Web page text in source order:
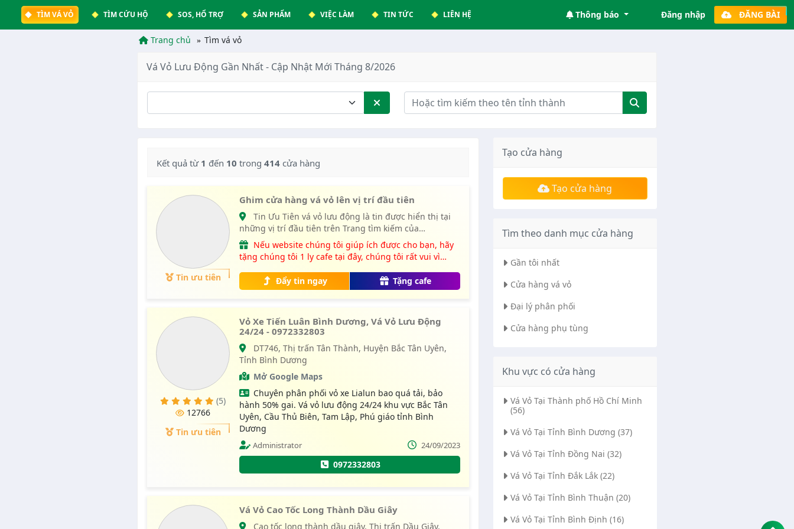
TÌM VÁ VỎ TÌM CỨU HỘ SOS, HỔ TRỢ SẢN PHẨM VIỆC LÀM TIN TỨC LIÊN HỆ Thông báo Đăng nhập ĐĂNG BÀI
Trang chủ Tìm vá vỏ
Vá Vỏ Lưu Động Gần Nhất - Cập Nhật Mới Tháng 8/2026
Kết quả từ 1 đến 10 trong414 cửa hàng
Tin ưu tiên
Ghim cửa hàng vá vỏ lên vị trí đầu tiên
Tin Ưu Tiên vá vỏ lưu động là tin được hiển thị tại
những vị trí đầu tiên trên Trang tìm kiếm của
vavoxeluudong.com
tặng chúng tôi 1 ly cafe tại đây, chúng tôi rất vui vì
Đẩy tin ngay
Tặng cafe
(5)
12766
Tin ưu tiên
Vỏ Xe Tiến Luân Bình Dương, Vá Vỏ Lưu Động
24/24 - 0972332803
Tỉnh Bình Dương
Mở Google Maps
Chuyên phân phối vỏ xe Lialun bao quá tải, bảo
hành 50% gai. Vá vỏ lưu động 24/24 khu vực Bắc Tân
Uyên, Cầu Thủ Biên, Tam Lập, Phú giáo tỉnh Bình
Dương
Administrator 24/09/2023
0972332803
Vá Vỏ Cao Tốc Long Thành Dầu Giây
Tạo cửa hàng
Tạo cửa hàng
Tìm theo danh mục cửa hàng
Gần tôi nhất
Cửa hàng vá vỏ
Đại lý phân phối
Cửa hàng phụ tùng
Khu vực có cửa hàng
Vá Vỏ Tại Thành phố Hồ Chí Minh
(56)
Vá Vỏ Tại Tỉnh Bình Dương (37)
Vá Vỏ Tại Tỉnh Đồng Nai (32)
Vá Vỏ Tại Tỉnh Đắk Lắk (22)
Vá Vỏ Tại Tỉnh Bình Thuận (20)
Vá Vỏ Tại Tỉnh Bình Định (16)